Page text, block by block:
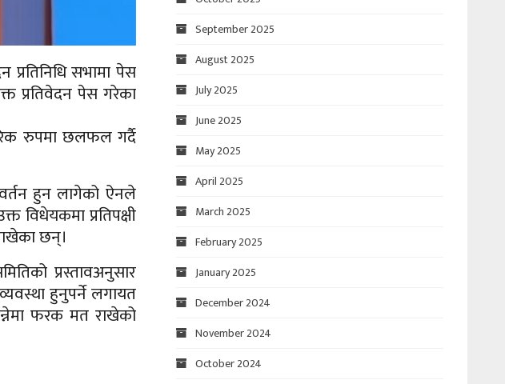
प्रतिनिधि सभामा पेस
प्रतिवेदन पेस गरेका
रुपमा छलफल गर्दै
हुन लागेको ऐनले
विधेयकमा प्रतिपक्षी
छन्।
प्रस्तावअनुसार
हुनुपर्ने लगायत
फरक मत राखेको
September 2025
August 2025
July 2025
June 2025
May 2025
April 2025
March 2025
February 2025
January 2025
December 2024
November 2024
October 2024